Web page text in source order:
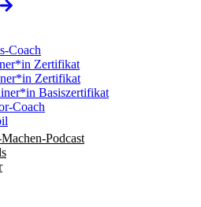
Coach
Zertifikat
Zertifikat
Basiszertifikat
Coach
Podcast